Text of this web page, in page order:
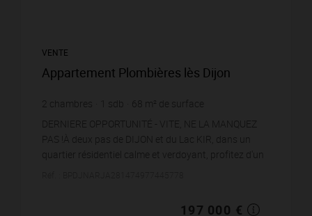
VENTE
Appartement Plombières lès Dijon
2 chambres sdb 68 m² de surface
2 897,06 € prix / m²
DERNIERE OPPORTUNITÉ - VITE, NE LA MANQUEZ
PAS !À deux pas de DIJON et du Lac KIR, dans un
quartier résidentiel calme et verdoyant, profitez d'un
197 000 €